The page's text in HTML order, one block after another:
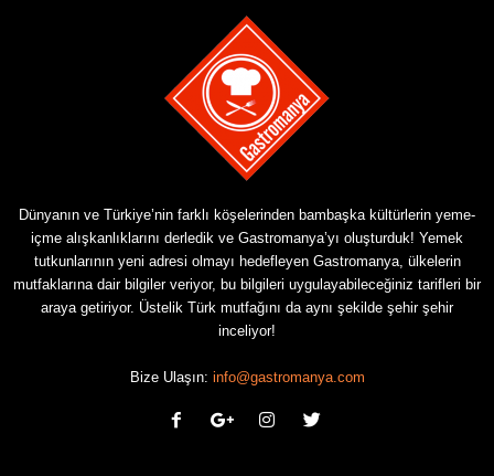
Dünyanın ve Türkiye’nin farklı köşelerinden bambaşka kültürlerin yeme-
içme alışkanlıklarını derledik ve Gastromanya’yı oluşturduk! Yemek
tutkunlarının yeni adresi olmayı hedefleyen Gastromanya, ülkelerin
mutfaklarına dair bilgiler veriyor, bu bilgileri uygulayabileceğiniz tarifleri bir
araya getiriyor. Üstelik Türk mutfağını da aynı şekilde şehir şehir
inceliyor!
Bize Ulaşın: info@gastromanya.com